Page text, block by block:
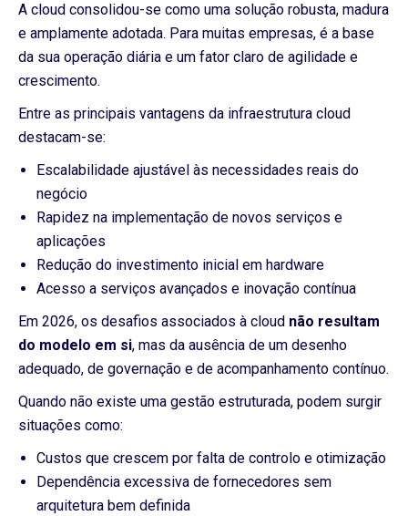
A cloud consolidou-se como uma solução robusta, madura
e amplamente adotada. Para muitas empresas, é a base
da sua operação diária e um fator claro de agilidade e
crescimento.
Entre as principais vantagens da infraestrutura cloud
destacam-se:
Escalabilidade ajustável às necessidades reais do
negócio
Rapidez na implementação de novos serviços e
aplicações
Redução do investimento inicial em hardware
Acesso a serviços avançados e inovação contínua
Em 2026, os desafios associados à cloud não resultam
do modelo em si, mas da ausência de um desenho
adequado, de governação e de acompanhamento contínuo.
Quando não existe uma gestão estruturada, podem surgir
situações como:
Custos que crescem por falta de controlo e otimização
Dependência excessiva de fornecedores sem
arquitetura bem definida